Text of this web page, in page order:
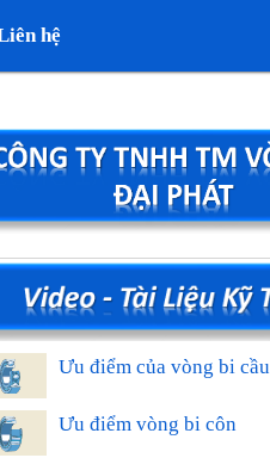
hệ
Ưu điểm của vòng bi cầu
Ưu điểm vòng bi côn